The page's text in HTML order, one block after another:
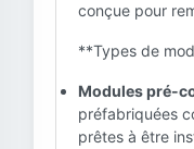
conçue pour
**Types de
Modules pré-
préfabriquées
prêtes à être